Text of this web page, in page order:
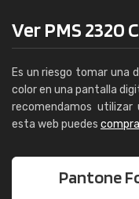
Ver PMS 2320
Es un riesgo tomar una
color en una pantalla
recomendamos utilizar
esta web puedes
Pantone